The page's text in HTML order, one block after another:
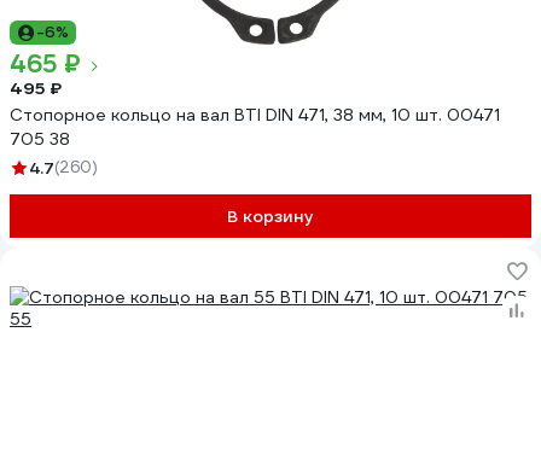
-6%
465 ₽
495 ₽
Стопорное кольцо на вал BTI DIN 471, 38 мм, 10 шт. 00471
705 38
4.7(260)
В корзину